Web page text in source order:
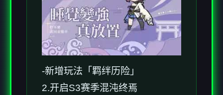
-新增玩法「羁绊历险」
2.开启S3赛季混沌终焉